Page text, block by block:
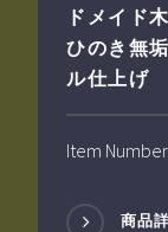
ドメイド
ひのき無
ル仕上げ
Item
商品